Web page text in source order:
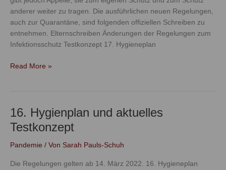
anderer weiter zu tragen. Die ausführlichen neuen Regelungen,
auch zur Quarantäne, sind folgenden offiziellen Schreiben zu
entnehmen. Elternschreiben Änderungen der Regelungen zum
Infektionsschutz Testkonzept 17. Hygieneplan
Read More »
16. Hygienplan und aktuelles
Testkonzept
Pandemie / Von Sarah Pauls-Schuh
Die Regelungen gelten ab 14. März 2022. 16. Hygieneplan
16.
Hygienplan
und
aktuelles